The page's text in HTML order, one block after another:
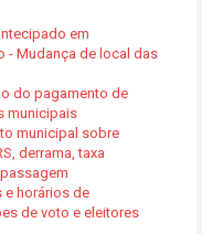
em
- Mudança de local das
do pagamento de
municipais
municipal sobre
derrama, taxa
e horários de
de voto e eleitores